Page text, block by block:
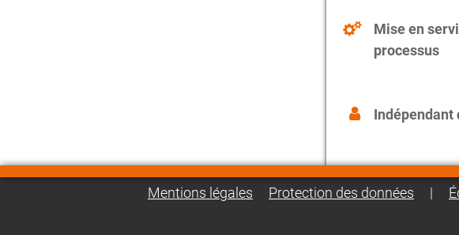
Mise en
processus
Indépendant
Mentions légales Protection des données |